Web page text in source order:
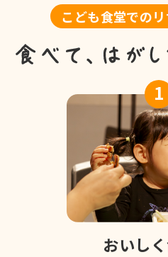
こども食堂での
1
おいし